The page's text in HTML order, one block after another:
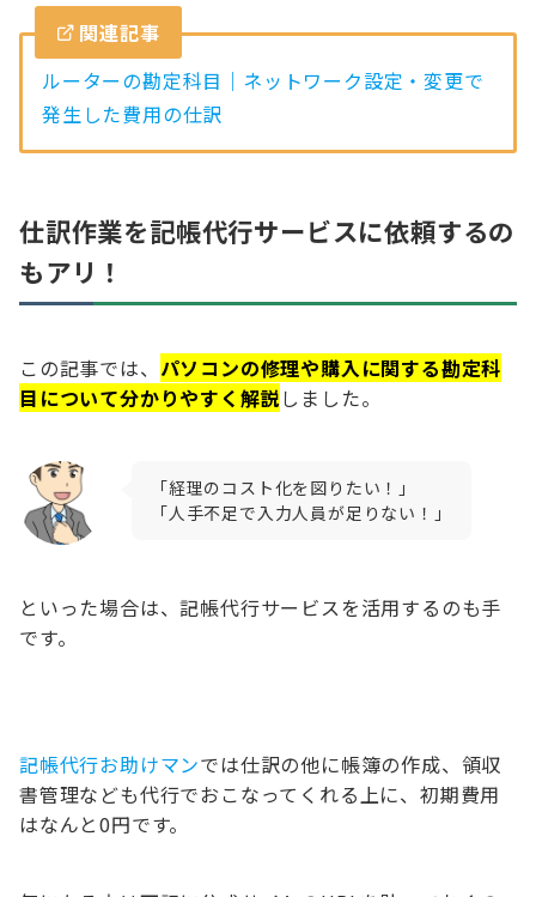
関連記事
ルーターの勘定科目｜ネットワーク設定・変更で
発生した費用の仕訳
仕訳作業を記帳代行サービスに依頼するの
もアリ！
この記事では、 パソコンの修理や購入に関する勘定科
目について分かりやすく解説しました。
「経理のコスト化を図りたい！」
「人手不足で入力人員が足りない！」
といった場合は、記帳代行サービスを活用するのも手
です。
記帳代行お助けマンでは仕訳の他に帳簿の作成、領収
書管理なども代行でおこなってくれる上に、初期費用
はなんと0円です。